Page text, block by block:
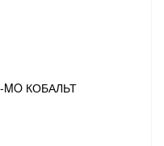
MO КОБАЛЬТ